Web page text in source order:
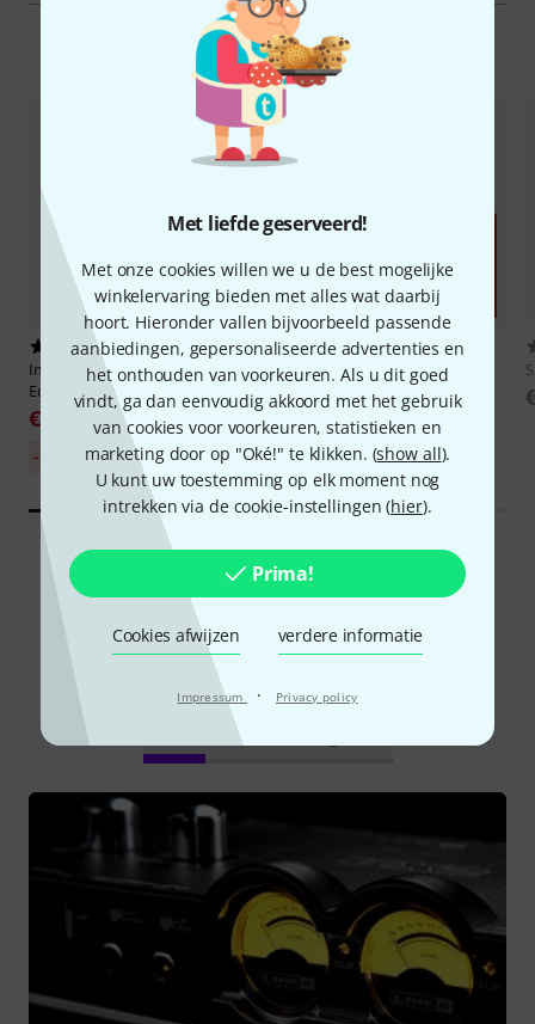
Met liefde geserveerd!
Met onze cookies willen we u de best mogelijke
winkelervaring bieden met alles wat daarbij
hoort. Hieronder vallen bijvoorbeeld passende
aanbiedingen, gepersonaliseerde advertenties en
het onthouden van voorkeuren. Als u dit goed
vindt, ga dan eenvoudig akkoord met het gebruik
van cookies voor voorkeuren, statistieken en
marketing door op "Oké!" te klikken. (show all).
U kunt uw toestemming op elk moment nog
intrekken via de cookie-instellingen (hier).
Prima!
Cookies afwijzen verdere informatie
Impressum · Privacy policy
Accessoires & verwante producten
473
Image-LineFL Studio Producer
Edition
€ 169
30-Dagen-Beste-Prijs:
€ 199
-15%
32
AvidPro Tools Ultimate Perpet.
UPG
€ 479
Wist u?
Online Raadgever